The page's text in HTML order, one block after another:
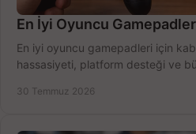
En İyi Oyuncu
En iyi oyuncu gamepadleri için
hassasiyeti, platform desteği ve
30 Temmuz 2026